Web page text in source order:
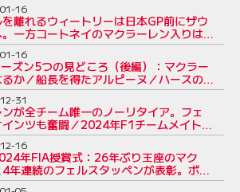
離れるウィートリーは日本GP前にザウ
一方コートネイのマクラーレン入りは
16
ズン5つの見どころ（後編）：マクラー
か／船長を得たアルピーヌ／ハースの
対決
16
が全チーム唯一のノーリタイア。フェ
ンツも奮闘／2024年F1チームメイト対
31
年FIA授賞式：26年ぶり王座のマク
年連続のフェルスタッペンが表彰。ボル
ーキー賞
16